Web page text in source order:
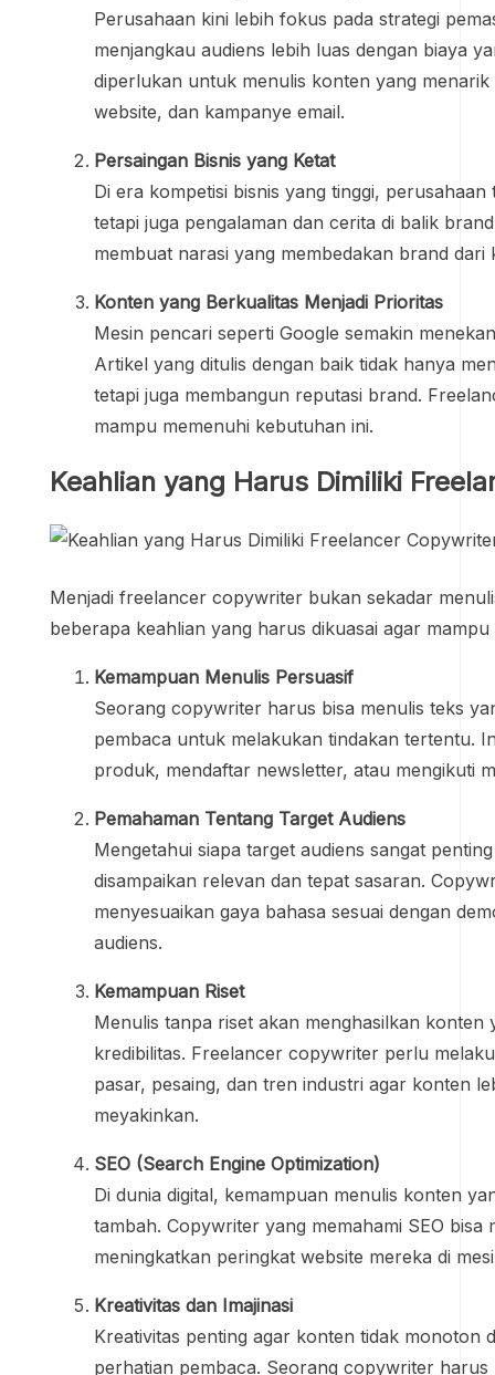
Perusahaan kini lebih fokus pada strategi
menjangkau audiens lebih luas dengan biaya
diperlukan untuk menulis konten yang menarik
website, dan kampanye email.
Persaingan Bisnis yang Ketat
Di era kompetisi bisnis yang tinggi,
tetapi juga pengalaman dan cerita di balik
membuat narasi yang membedakan brand dari
Konten yang Berkualitas Menjadi Prioritas
Mesin pencari seperti Google semakin
Artikel yang ditulis dengan baik tidak hanya
tetapi juga membangun reputasi brand.
mampu memenuhi kebutuhan ini.
Keahlian yang Harus Dimiliki
Menjadi freelancer copywriter bukan sekadar
beberapa keahlian yang harus dikuasai agar
Kemampuan Menulis Persuasif
Seorang copywriter harus bisa menulis teks
pembaca untuk melakukan tindakan tertentu.
produk, mendaftar newsletter, atau mengikuti
Pemahaman Tentang Target Audiens
Mengetahui siapa target audiens sangat
disampaikan relevan dan tepat sasaran.
menyesuaikan gaya bahasa sesuai dengan
audiens.
Kemampuan Riset
Menulis tanpa riset akan menghasilkan konten
kredibilitas. Freelancer copywriter perlu
pasar, pesaing, dan tren industri agar konten
meyakinkan.
SEO (Search Engine Optimization)
Di dunia digital, kemampuan menulis konten
tambah. Copywriter yang memahami SEO bisa
meningkatkan peringkat website mereka di
Kreativitas dan Imajinasi
Kreativitas penting agar konten tidak monoton
perhatian pembaca. Seorang copywriter harus